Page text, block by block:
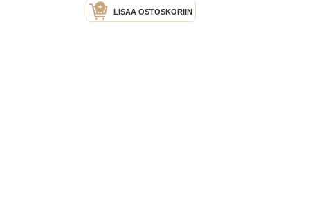
LISÄÄ OSTOSKORIIN